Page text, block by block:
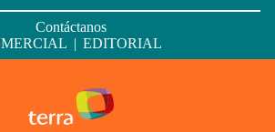
Contáctanos
| EDITORIAL